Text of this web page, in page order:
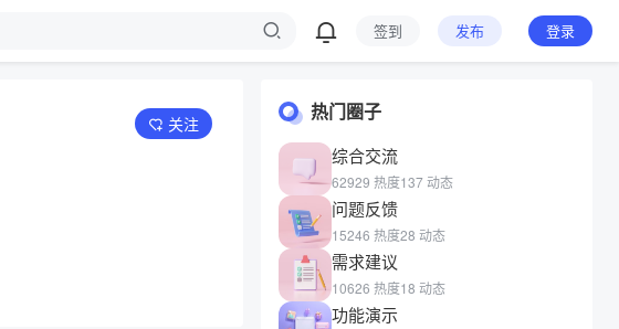
签到 发布 登录
关注 热门圈子
综合交流
62929 热度137 动态
问题反馈
15246 热度28 动态
需求建议
10626 热度18 动态
功能演示